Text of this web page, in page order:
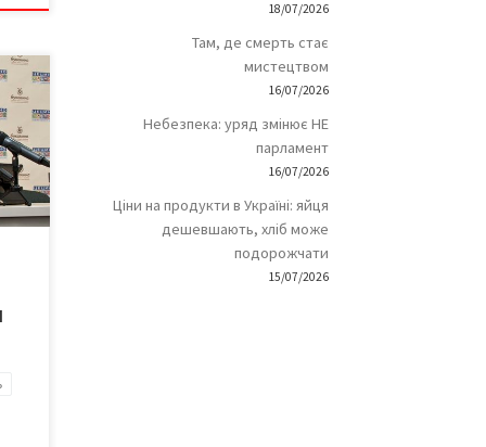
18/07/2026
Там, де смерть стає
мистецтвом
16/07/2026
Небезпека: уряд змінює НЕ
парламент
16/07/2026
Ціни на продукти в Україні: яйця
дешевшають, хліб може
подорожчати
15/07/2026